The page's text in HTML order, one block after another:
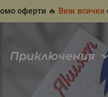
оферти 🔥 Виж всички
Приключения